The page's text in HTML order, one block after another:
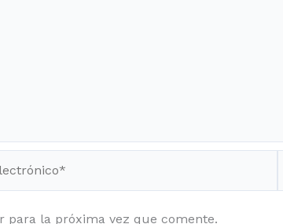
para la próxima vez que comente.